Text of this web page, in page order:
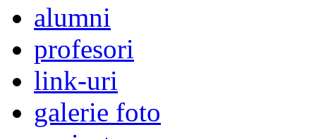
alumni
profesori
link-uri
galerie foto